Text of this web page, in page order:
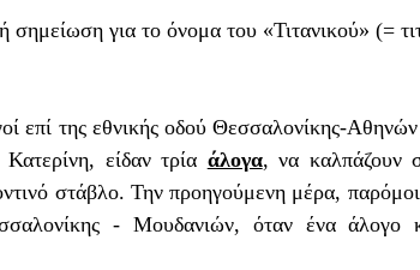
είδαν τρία άλογα, να καλπάζουν
στάβλο. Την προηγούμενη μέρα,
- Μουδανιών, όταν ένα άλογο